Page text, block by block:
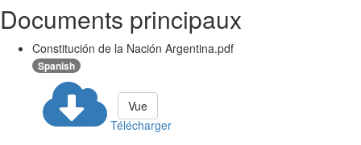
Documents principaux
Constitución de la Nación Argentina.pdf
Spanish
Télécharger
Vue